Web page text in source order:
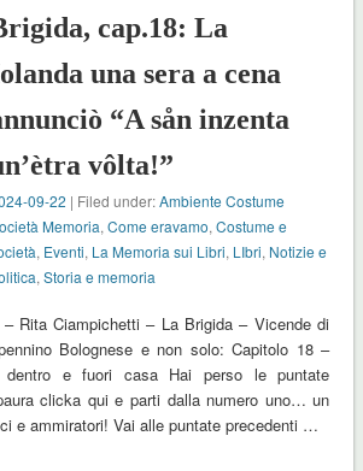
cap.18: La
una sera a cena
“A sån inzenta
vôlta!”
09-22 | Filed under:Ambiente Costume
Memoria,Come eravamo,Costume e
, Eventi, La Memoria sui Libri, LIbri, Notizie e
,Storia e memoria
– Rita Ciampichetti – La Brigida – Vicende di
Bolognese e non solo: Capitolo 18 –
dentro e fuori casa Hai perso le puntate
clicka qui e parti dalla numero uno… un
e ammiratori! Vai alle puntate precedenti …